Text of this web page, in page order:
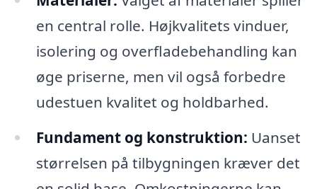
en central rolle. Højkvalitets vinduer,
isolering og overfladebehandling kan
øge priserne, men vil også forbedre
udestuen kvalitet og holdbarhed.
Fundament og konstruktion: Uanset
størrelsen på tilbygningen kræver det